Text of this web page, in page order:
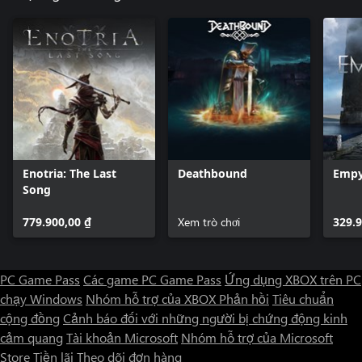
Enotria: The Last
Song
779.900,00 ₫
Deathbound
Xem trò chơi
PC Game Pass Các game PC Game Pass Ứng dụng XBOX trên PC
chạy Windows Nhóm hỗ trợ của XBOX Phản hồi Tiêu chuẩn
cộng đồng Cảnh báo đối với những người bị chứng động kinh
cảm quang Tài khoản Microsoft Nhóm hỗ trợ của Microsoft
StoreTiền lãi Theo dõi đơn hàng